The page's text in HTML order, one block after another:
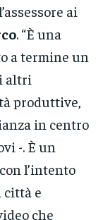
ai
. “È una
a termine un
altri
produttive,
in centro
-. È un
l’intento
città e
che